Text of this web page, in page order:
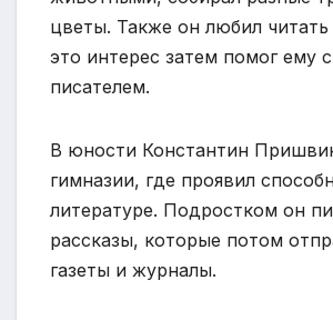
цветы. Также он любил читать
это интерес затем помог ему
писателем.
В юности Константин
гимназии, где проявил
литературе. Подростком он
рассказы, которые потом
газеты и журналы.